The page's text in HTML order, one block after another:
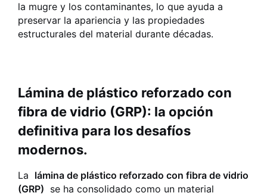
la mugre y los contaminantes, lo que ayuda a
preservar la apariencia y las propiedades
estructurales del material durante décadas.
Lámina de plástico reforzado con
fibra de vidrio (GRP): la opción
definitiva para los desafíos
modernos.
La lámina de plástico reforzado con fibra de vidrio
(GRP) se ha consolidado como un material